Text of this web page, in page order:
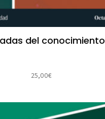
del conocimiento
25,00€